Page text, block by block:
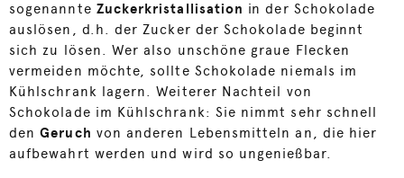
sogenannte Zuckerkristallisation in der Schokolade
auslösen, d.h. der Zucker der Schokolade beginnt
sich zu lösen. Wer also unschöne graue Flecken
vermeiden möchte, sollte Schokolade niemals im
Kühlschrank lagern. Weiterer Nachteil von
Schokolade im Kühlschrank: Sie nimmt sehr schnell
denGeruch von anderen Lebensmitteln an, die hier
aufbewahrt werden und wird so ungenießbar.